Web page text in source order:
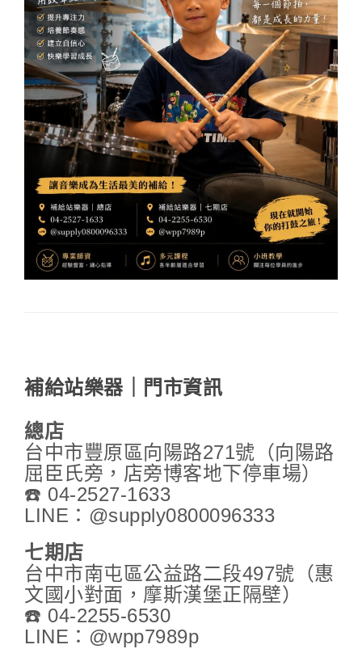
補給站樂器｜門市資訊
總店
台中市豐原區向陽路271號（向陽路
屈臣氏旁，店旁博客地下停車場）
☎️ 04-2527-1633
LINE：@supply0800096333
七期店
台中市南屯區公益路二段497號（惠
文國小對面，摩斯漢堡正隔壁）
☎️ 04-2255-6530
LINE：@wpp7989p